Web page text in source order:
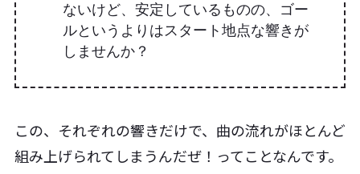
ないけど、安定しているものの、ゴー
ルというよりはスタート地点な響きが
しませんか？
この、それぞれの響きだけで、曲の流れがほとんど
組み上げられてしまうんだぜ！ってことなんです。